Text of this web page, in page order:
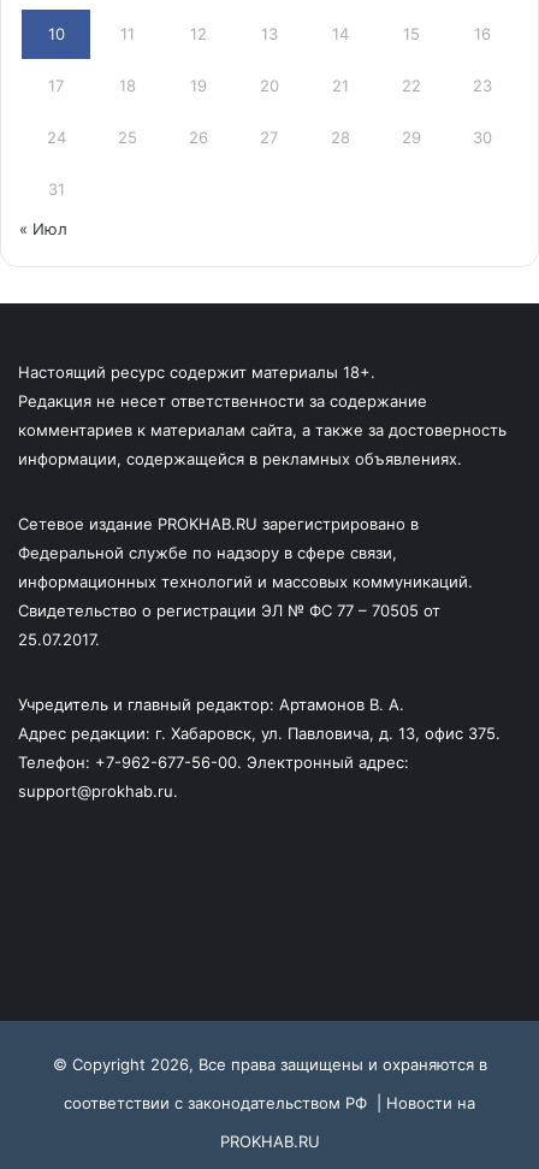
10 11 12 13 14 15 16
17 18 19 20 21 22 23
24 25 26 27 28 29 30
31
« Июл
Настоящий ресурс содержит материалы 18+.
Редакция не несет ответственности за содержание
комментариев к материалам сайта, а также за достоверность
информации, содержащейся в рекламных объявлениях.
Сетевое издание PROKHAB.RU зарегистрировано в
Федеральной службе по надзору в сфере связи,
информационных технологий и массовых коммуникаций.
Свидетельство о регистрации ЭЛ № ФС 77 – 70505 от
25.07.2017.
Учредитель и главный редактор: Артамонов В. А.
Адрес редакции: г. Хабаровск, ул. Павловича, д. 13, офис 375.
Телефон: +7-962-677-56-00. Электронный адрес:
support@prokhab.ru.
© Copyright 2026, Все права защищены и охраняются в
соответствии с законодательством РФ | Новости на
PROKHAB.RU